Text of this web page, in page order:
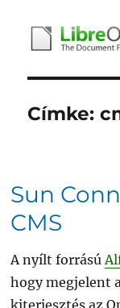
Címke:
Sun
CMS
A nyílt forrású
hogy megjelent a
kiterjesztés az